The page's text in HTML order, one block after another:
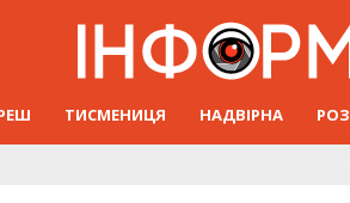
ТИСМЕНИЦЯ НАДВІРНА